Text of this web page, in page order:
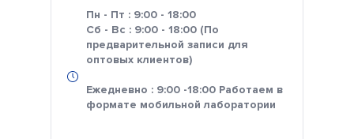
Пн - Пт : 9:00 - 18:00
Сб - Вс : 9:00 - 18:00 (По
предварительной записи для
оптовых клиентов)
Ежедневно : 9:00 -18:00 Работаем в
формате мобильной лаборатории